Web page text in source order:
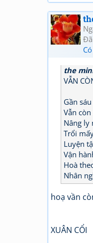
Có
the
VẪN
Gần
Vẫn
Nâng ly
Trổi
Luyện
Vận
Hoà
Nhân
hoạ vần
XUÂN CỔI